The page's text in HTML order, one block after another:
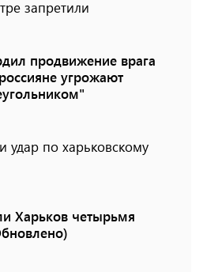
запретили
продвижение врага
угрожают
удар по харьковскому
Харьков четырьмя